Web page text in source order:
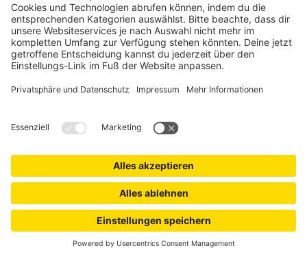
JAROLIFT
Abzweigkasten | ETAK4, 88 x 42 x 37 mm, 8
Einführungen